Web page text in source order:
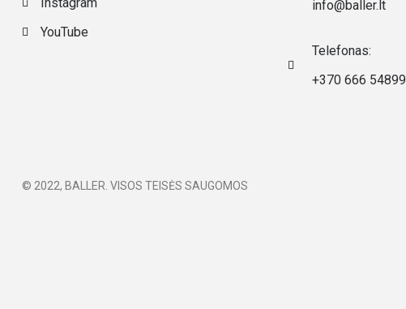
YouTube
info@baller.lt
Telefonas:
+370 666 54899
© 2022, BALLER. VISOS TEISĖS SAUGOMOS